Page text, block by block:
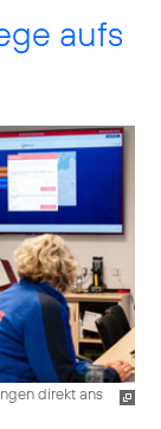
aufs
direkt ans